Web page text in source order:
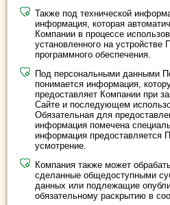
Также под технической
информация, которая
Компании в процессе
установленного на устройстве
программного обеспечения.
Под персональными данными
понимается информация,
предоставляет Компании при
Сайте и последующем
Обязательная для
информация помечена
информация предоставляется
усмотрение.
Компания также может
сделанные общедоступными
данных или подлежащие
обязательному раскрытию в